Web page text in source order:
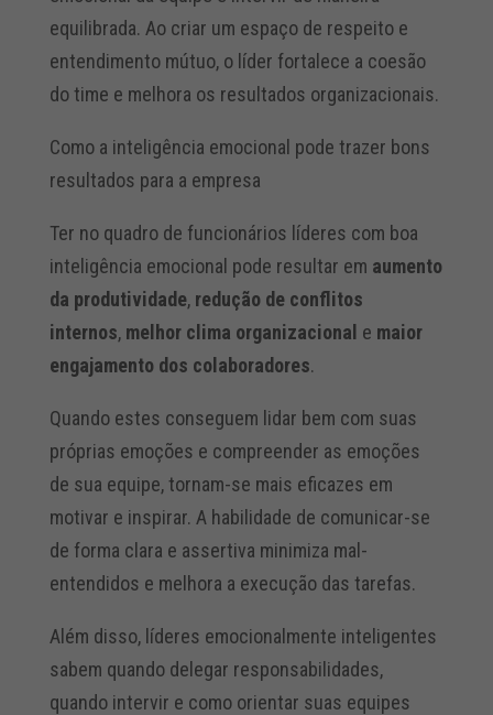
equilibrada. Ao criar um espaço de respeito e
entendimento mútuo, o líder fortalece a coesão
do time e melhora os resultados organizacionais.
Como a inteligência emocional pode trazer bons
resultados para a empresa
Ter no quadro de funcionários líderes com boa
inteligência emocional pode resultar em aumento
da produtividade, redução de conflitos
internos, melhor clima organizacional e maior
engajamento dos colaboradores.
Quando estes conseguem lidar bem com suas
próprias emoções e compreender as emoções
de sua equipe, tornam-se mais eficazes em
motivar e inspirar. A habilidade de comunicar-se
de forma clara e assertiva minimiza mal-
entendidos e melhora a execução das tarefas.
Além disso, líderes emocionalmente inteligentes
sabem quando delegar responsabilidades,
quando intervir e como orientar suas equipes